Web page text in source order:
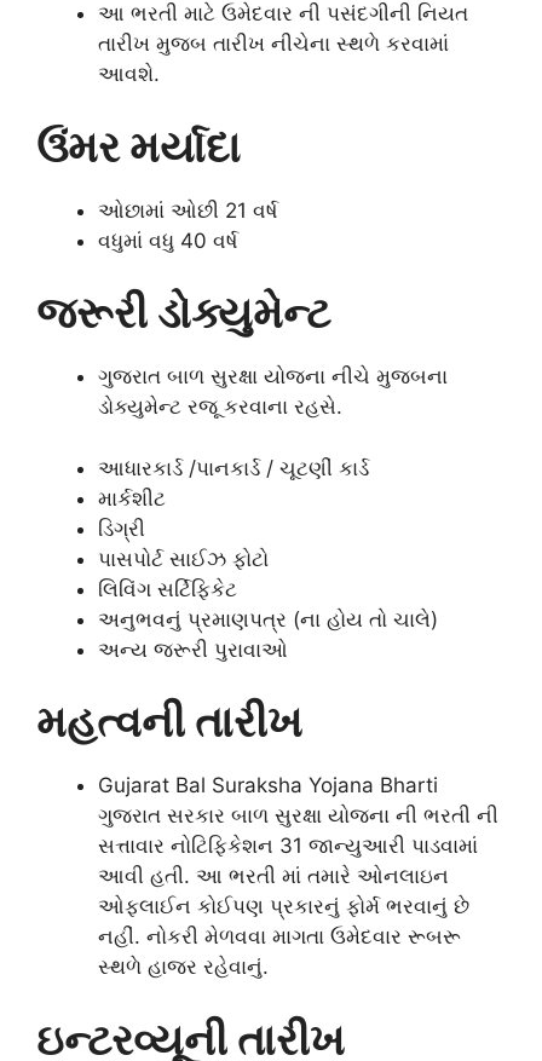
આ ભરતી માટે ઉમેદવાર ની પસંદગીની નિયત
તારીખ મુજબ તારીખ નીચેના સ્થળે કરવામાં
આવશે.
ઉંમર મર્યાદા
ઓછામાં ઓછી 21 વર્ષ
વધુમાં વધુ 40 વર્ષ
જરૂરી ડોક્યુમેન્ટ
ગુજરાત બાળ સુરક્ષા યોજના નીચે મુજબના
ડોક્યુમેન્ટ રજૂ કરવાના રહસે.
આધારકાર્ડ /પાનકાર્ડ / ચૂટણીં કાર્ડ
માર્કશીટ
ડિગ્રી
પાસપોર્ટ સાઈઝ ફોટો
લિવિંગ સર્ટિફિકેટ
અનુભવનું પ્રમાણપત્ર (ના હોય તો ચાલે)
અન્ય જરૂરી પુરાવાઓ
મહત્વની તારીખ
Gujarat Bal Suraksha Yojana Bharti
ગુજરાત સરકાર બાળ સુરક્ષા યોજના ની ભરતી ની
સત્તાવાર નોટિફિકેશન 31 જાન્યુઆરી પાડવામાં
આવી હતી. આ ભરતી માં તમારે ઓનલાઇન
ઓફલાઈન કોઈપણ પ્રકારનું ફોર્મ ભરવાનું છે
નહીં. નોકરી મેળવવા માગતા ઉમેદવાર રૂબરૂ
સ્થળે હાજર રહેવાનું.
ઇન્ટરવ્યૂની તારીખ